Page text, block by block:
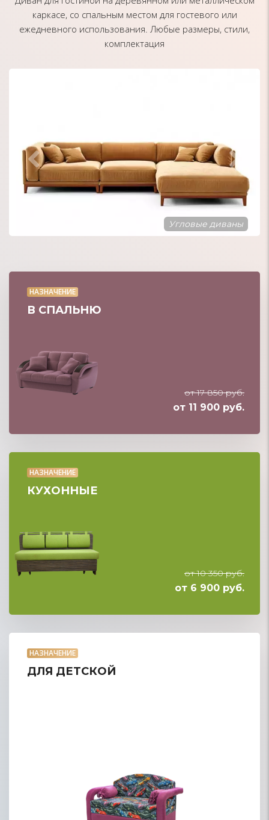
каркасе, со спальным местом для гостевого или
ежедневного использования. Любые размеры, стили,
комплектация
Диваны в стиле Минимализм
НАЗНАЧЕНИЕ
В СПАЛЬНЮ
от 17 850 руб.
от 11 900 руб.
НАЗНАЧЕНИЕ
КУХОННЫЕ
от 10 350 руб.
от 6 900 руб.
НАЗНАЧЕНИЕ
ДЛЯ ДЕТСКОЙ